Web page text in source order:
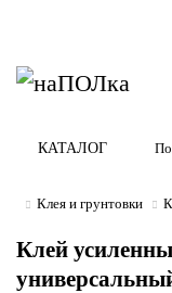
КАТАЛОГ
Клея и грунтовки
Клей